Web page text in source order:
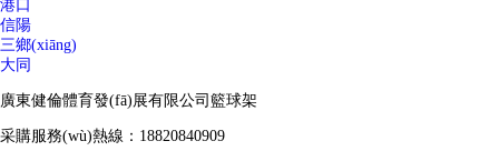
港口
信陽
三鄉(xiāng)
大同
廣東健倫體育發(fā)展有限公司籃球架
采購服務(wù)熱線：18820840909